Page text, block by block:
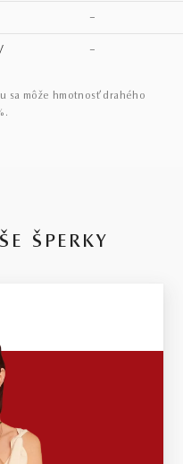
–
–
sa môže hmotnosť drahého
ŠPERKY